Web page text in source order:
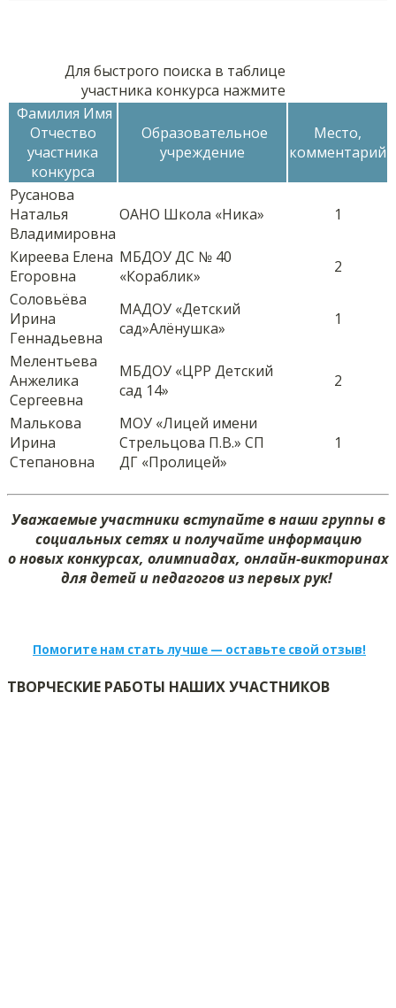
Для быстрого поиска в таблице
участника конкурса нажмите
Фамилия Имя
Отчество
участника
конкурса
Образовательное
учреждение
Место,
комментарий
Русанова
Наталья
Владимировна
ОАНО Школа «Ника» 1
Киреева Елена
Егоровна
МБДОУ ДС № 40
«Кораблик»
2
Соловьёва
Ирина
Геннадьевна
МАДОУ «Детский
сад»Алёнушка»
1
Мелентьева
Анжелика
Сергеевна
МБДОУ «ЦРР Детский
сад 14»
2
Малькова
Ирина
Степановна
МОУ «Лицей имени
Стрельцова П.В.» СП
ДГ «Пролицей»
1
Уважаемые участники вступайте в наши группы в
социальных сетях и получайте информацию
о новых конкурсах, олимпиадах, онлайн-викторинах
для детей и педагогов из первых рук!
Помогите нам стать лучше — оставьте свой отзыв!
ТВОРЧЕСКИЕ РАБОТЫ НАШИХ УЧАСТНИКОВ